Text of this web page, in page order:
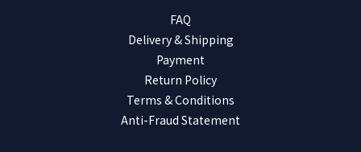
FAQ
Delivery & Shipping
Payment
Return Policy
Terms & Conditions
Anti-Fraud Statement